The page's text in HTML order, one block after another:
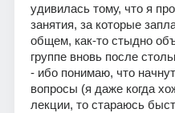
удивилась тому, что я
занятия, за которые
общем, как-то стыдно
группе вновь после
- ибо понимаю, что
вопросы (я даже когда
лекции, то стараюсь